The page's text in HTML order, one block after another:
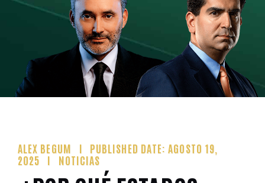
ALEX BEGUM
PUBLISHED DATE: AGOSTO 19,
2025
NOTICIAS